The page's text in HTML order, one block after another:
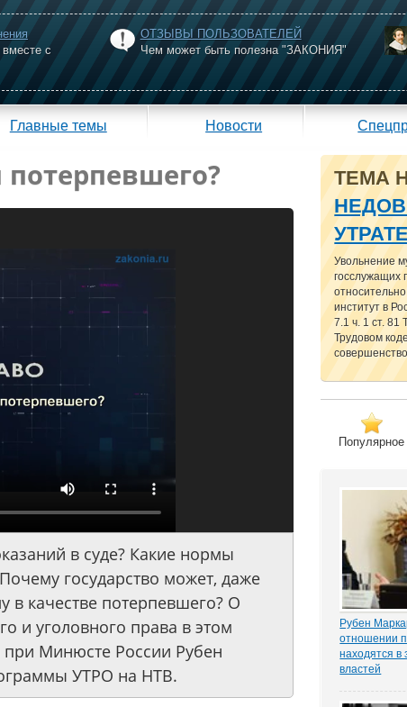
с
ОТЗЫВЫ ПОЛЬЗОВАТЕЛЕЙ
Чем может быть полезна "ЗАКОНИЯ"
Главные темы Новости
в суде? Какие нормы
государство может, даже
в качестве потерпевшего? О
и уголовного права в этом
при Минюсте России Рубен
УТРО на НТВ.
ТЕМА
Увольнение
госслужащих
институт в
7.1 ч. 1 ст. 81
Трудовом
Популярное
Рубен
отношении
находятся в
властей